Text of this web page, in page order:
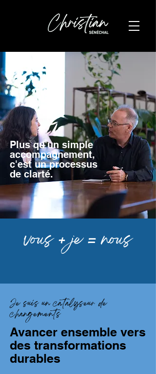
Plus qu'un simple
accompagnement,
c'est un processus
de clarté.
vous + je = nous
Je suis un catalyseur de
changements
Avancer ensemble vers
des transformations
durables